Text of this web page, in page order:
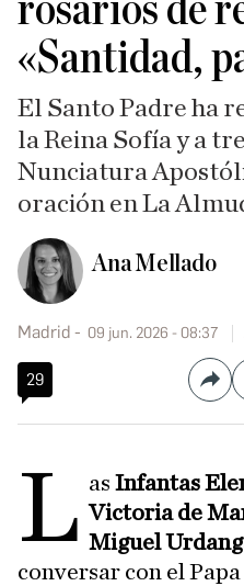
rosarios de
«Santidad,
El Santo Padre ha
la Reina Sofía y a
Nunciatura
oración en La
Ana Mellado
Madrid 09 jun. 2026 - 08:37
29
L as Infantas
Victoria de
Miguel
conversar con el